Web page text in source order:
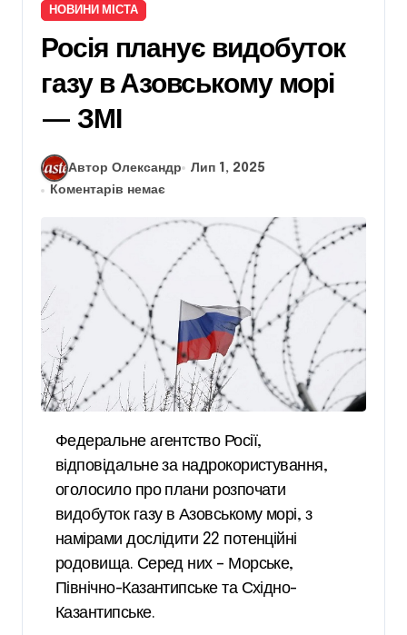
НОВИНИ МІСТА
Росія планує видобуток
газу в Азовському морі
— ЗМІ
Автор Олександр
Лип 1, 2025
Коментарів немає
Федеральне агентство Росії,
відповідальне за надрокористування,
оголосило про плани розпочати
видобуток газу в Азовському морі, з
намірами дослідити 22 потенційні
родовища. Серед них – Морське,
Північно-Казантипське та Східно-
Казантипське.